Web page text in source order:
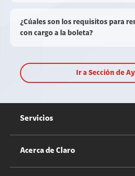
¿Cúales son los requisitos para
con cargo a la boleta?
Ir a Sección de
Servicios
Servicios Móviles
Acerca de Claro